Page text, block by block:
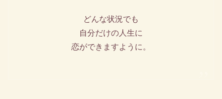
どんな状況でも
自分だけの人生に
恋ができますように。